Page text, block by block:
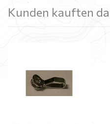
Kunden kauften